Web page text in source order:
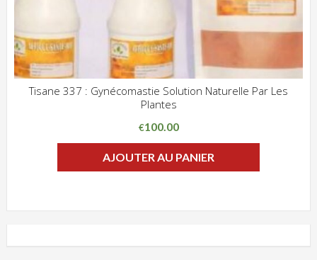
Tisane 337 : Gynécomastie Solution Naturelle Par Les
Plantes
€100.00
AJOUTER AU PANIER